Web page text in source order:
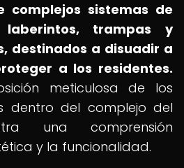
complejos sistemas de
laberintos, trampas y
destinados a disuadir a
a los residentes.
meticulosa de los
dentro del complejo del
una comprensión
y la funcionalidad.